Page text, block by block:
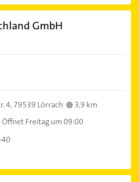
GmbH
4,79539 Lörrach
3,9 km
Öffnet Freitag um 09:00